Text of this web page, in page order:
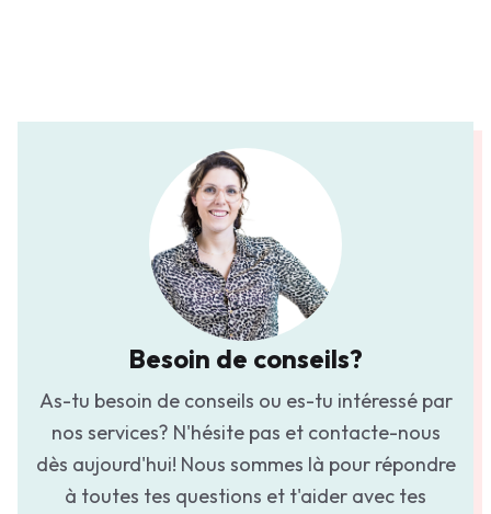
Besoin de conseils?
As-tu besoin de conseils ou es-tu intéressé par
nos services? N'hésite pas et contacte-nous
dès aujourd'hui! Nous sommes là pour répondre
à toutes tes questions et t'aider avec tes